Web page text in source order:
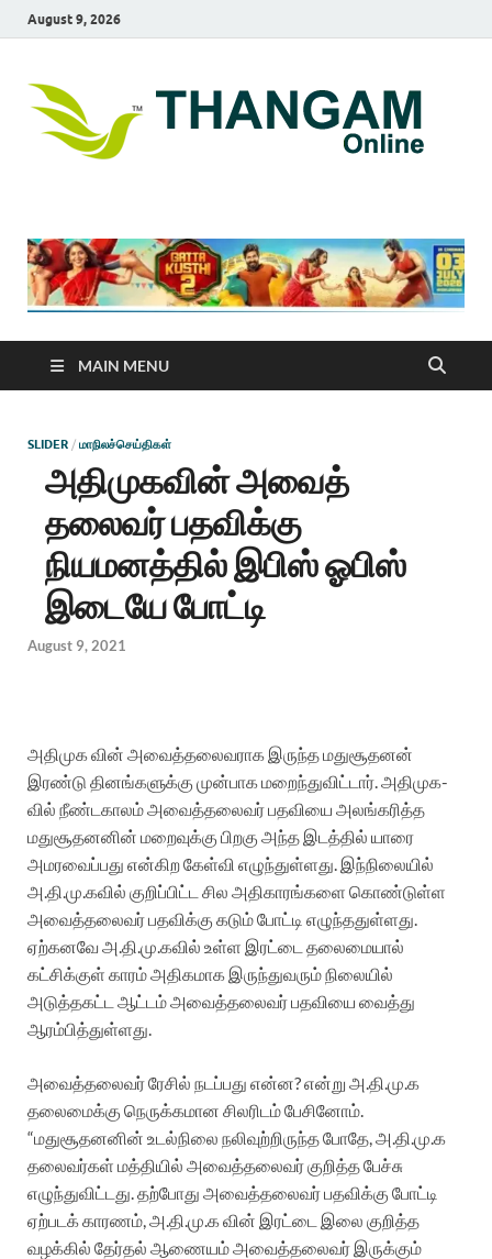
August 9, 2026
MAIN MENU
SLIDER / மாநிலச்செய்திகள்
அதிமுகவின் அவைத்
தலைவர் பதவிக்கு
நியமனத்தில் இபிஸ் ஓபிஸ்
இடையே போட்டி
August 9, 2021
அதிமுக வின் அவைத்தலைவராக இருந்த மதுசூதனன்
இரண்டு தினங்களுக்கு முன்பாக மறைந்துவிட்டார். அதிமுக-
வில் நீண்டகாலம் அவைத்தலைவர் பதவியை அலங்கரித்த
மதுசூதனனின் மறைவுக்கு பிறகு அந்த இடத்தில் யாரை
அமரவைப்பது என்கிற கேள்வி எழுந்துள்ளது. இந்நிலையில்
அ.தி.மு.கவில் குறிப்பிட்ட சில அதிகாரங்களை கொண்டுள்ள
அவைத்தலைவர் பதவிக்கு கடும் போட்டி எழுந்ததுள்ளது.
ஏற்கனவே அ.தி.மு.கவில் உள்ள இரட்டை தலைமையால்
கட்சிக்குள் காரம் அதிகமாக இருந்துவரும் நிலையில்
அடுத்தகட்ட ஆட்டம் அவைத்தலைவர் பதவியை வைத்து
ஆரம்பித்துள்ளது.
அவைத்தலைவர் ரேசில் நடப்பது என்ன? என்று அ.தி.மு.க
தலைமைக்கு நெருக்கமான சிலரிடம் பேசினோம்.
“மதுசூதனனின் உடல்நிலை நலிவுற்றிருந்த போதே, அ.தி.மு.க
தலைவர்கள் மத்தியில் அவைத்தலைவர் குறித்த பேச்சு
எழுந்துவிட்டது. தற்போது அவைத்தலைவர் பதவிக்கு போட்டி
ஏற்படக் காரணம், அ.தி.மு.க வின் இரட்டை இலை குறித்த
வழக்கில் தேர்தல் ஆணையம் அவைத்தலைவர் இருக்கும்